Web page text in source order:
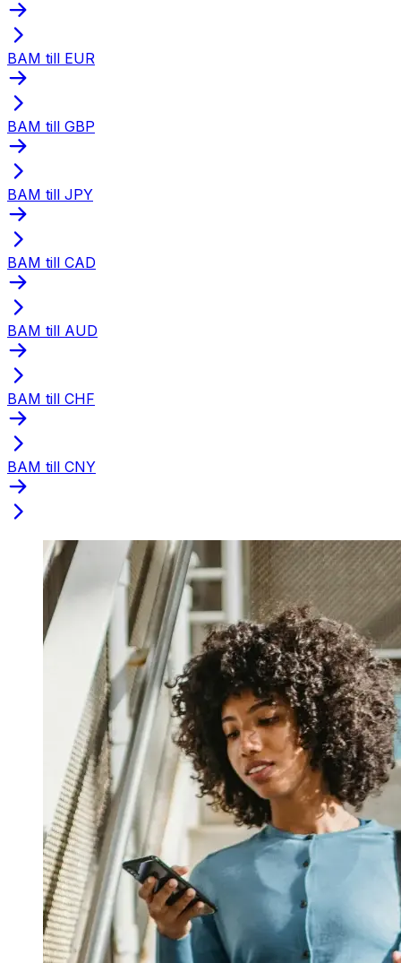
BAM till EUR
BAM till GBP
BAM till JPY
BAM till CAD
BAM till AUD
BAM till CHF
BAM till CNY